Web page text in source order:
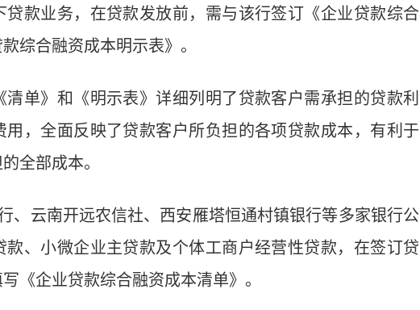
款业务，在贷款发放前，需与该行签订《企业贷款综合
综合融资成本明示表》。
》和《明示表》详细列明了贷款客户需承担的贷款利
，全面反映了贷款客户所负担的各项贷款成本，有利于
全部成本。
云南开远农信社、西安雁塔恒通村镇银行等多家银行公
、小微企业主贷款及个体工商户经营性贷款，在签订贷
《企业贷款综合融资成本清单》。